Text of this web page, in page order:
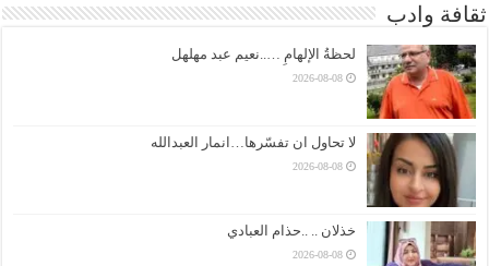
ثقافة وادب
لحظةُ الإلهامِ …..نعيم عبد مهلهل
2026-08-08
لا تحاول ان تفسّرها…انمار العبدالله
2026-08-08
خذلان .. ..حذام العبادي
2026-08-08